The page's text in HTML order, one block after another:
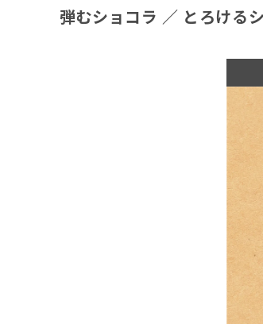
弾むショコラ ／ とろける